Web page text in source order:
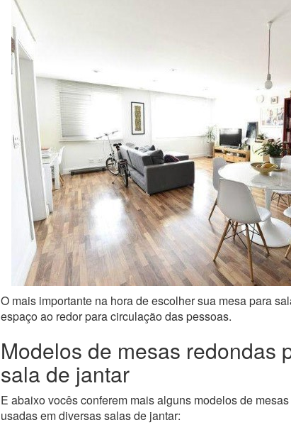
O mais importante na hora de escolher sua mesa para
espaço ao redor para circulação das pessoas.
Modelos de mesas redondas
sala de jantar
E abaixo vocês conferem mais alguns modelos de
usadas em diversas salas de jantar: